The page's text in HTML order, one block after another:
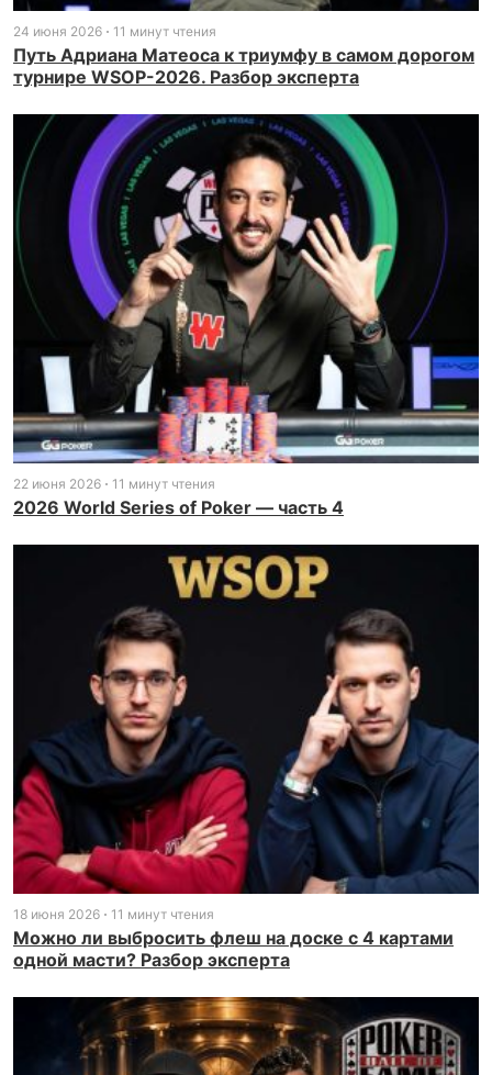
24 июня 2026 11 минут чтения
Путь Адриана Матеоса к триумфу в самом дорогом
турнире WSOP-2026. Разбор эксперта
22 июня 2026 11 минут чтения
2026 World Series of Poker — часть 4
18 июня 2026 11 минут чтения
Можно ли выбросить флеш на доске с 4 картами
одной масти? Разбор эксперта